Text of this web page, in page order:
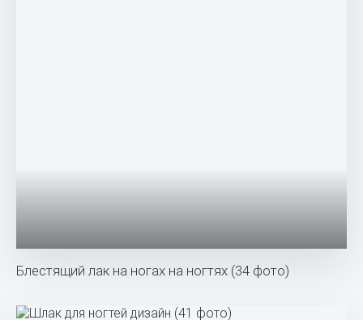
Блестящий лак на ногах на ногтях (34 фото)